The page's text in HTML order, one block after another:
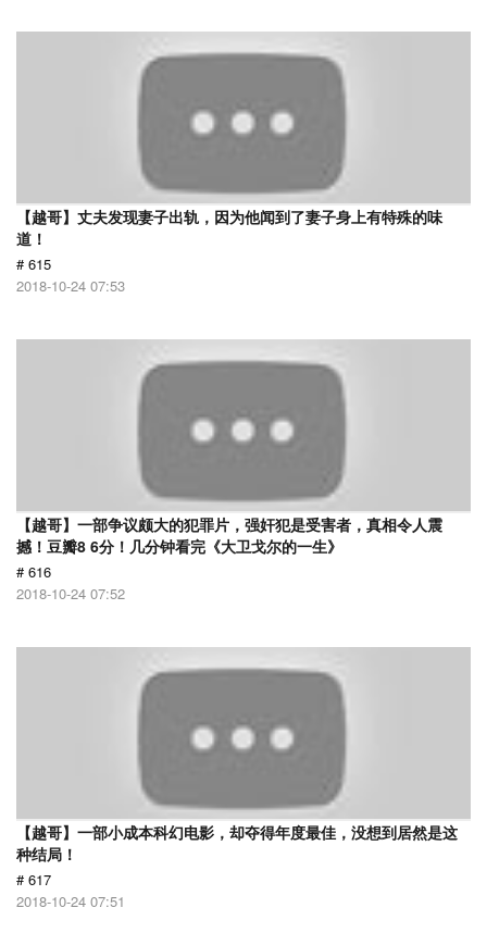
【越哥】丈夫发现妻子出轨，因为他闻到了妻子身上有特殊的味
道！
# 615
2018-10-24 07:53
【越哥】一部争议颇大的犯罪片，强奸犯是受害者，真相令人震
撼！豆瓣8 6分！几分钟看完《大卫戈尔的一生》
# 616
2018-10-24 07:52
【越哥】一部小成本科幻电影，却夺得年度最佳，没想到居然是这
种结局！
# 617
2018-10-24 07:51